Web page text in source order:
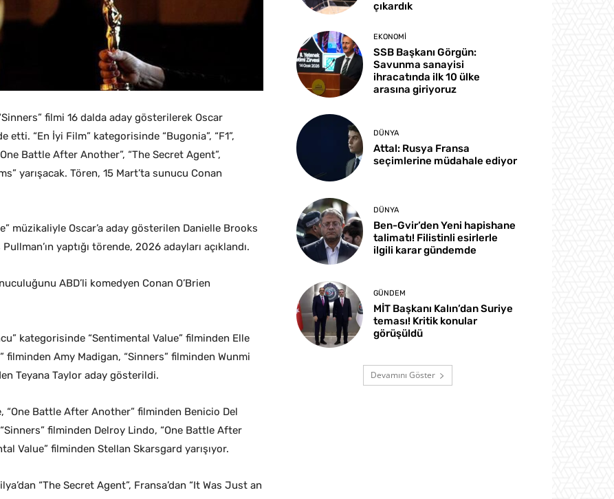
filmi 16 dalda aday gösterilerek Oscar
etti. “En İyi Film” kategorisinde “Bugonia”, “F1”,
Battle After Another”, “The Secret Agent”,
yarışacak. Tören, 15 Mart’ta sunucu Conan
müzikaliyle Oscar’a aday gösterilen Danielle Brooks
yaptığı törende, 2026 adayları açıklandı.
ABD’li komedyen Conan O’Brien
kategorisinde “Sentimental Value” filminden Elle
filminden Amy Madigan, “Sinners” filminden Wunmi
Teyana Taylor aday gösterildi.
“One Battle After Another” filminden Benicio Del
filminden Delroy Lindo, “One Battle After
Value” filminden Stellan Skarsgard yarışıyor.
“The Secret Agent”, Fransa’dan “It Was Just an
çıkardık
EKONOMI
SSB Başkanı Görgün:
Savunma sanayisi
ihracatında ilk 10 ülke
arasına giriyoruz
DÜNYA
Attal: Rusya Fransa
seçimlerine müdahale ediyor
DÜNYA
Ben-Gvir’den Yeni hapishane
talimatı! Filistinli esirlerle
ilgili karar gündemde
GÜNDEM
MİT Başkanı Kalın’dan Suriye
teması! Kritik konular
görüşüldü
Devamını Göster